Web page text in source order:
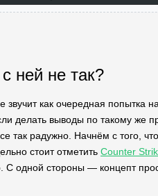
ней не так?
как очередная
делать выводы по такому же
так радужно. Начнём с того,
стоит отметить Counter
одной стороны — концепт